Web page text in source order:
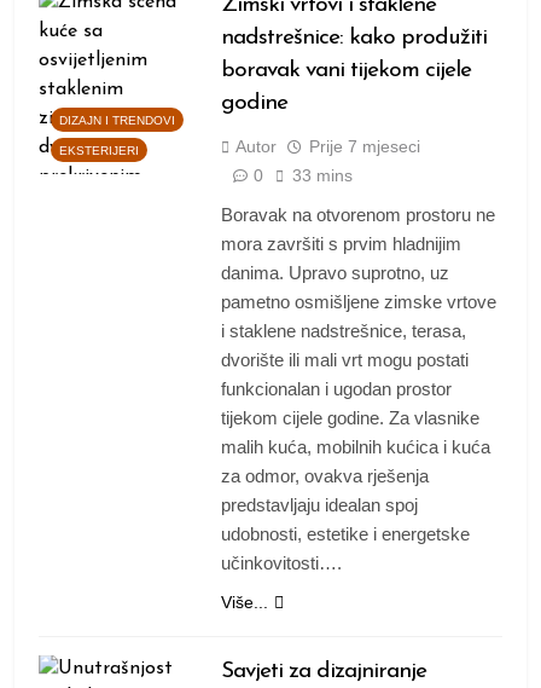
DIZAJN I TRENDOVI
EKSTERIJERI
Zimski vrtovi i staklene
nadstrešnice: kako produžiti
boravak vani tijekom cijele
godine
Autor Prije 7 mjeseci
0
33 mins
Boravak na otvorenom prostoru ne
mora završiti s prvim hladnijim
danima. Upravo suprotno, uz
pametno osmišljene zimske vrtove
i staklene nadstrešnice, terasa,
dvorište ili mali vrt mogu postati
funkcionalan i ugodan prostor
tijekom cijele godine. Za vlasnike
malih kuća, mobilnih kućica i kuća
za odmor, ovakva rješenja
predstavljaju idealan spoj
udobnosti, estetike i energetske
učinkovitosti….
Više...
Savjeti za dizajniranje